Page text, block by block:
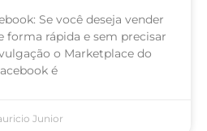
Se você deseja vender
forma rápida e sem precisar
o Marketplace do
é
Junior